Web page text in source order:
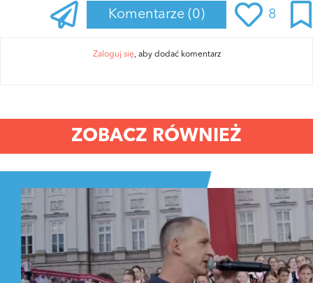
Komentarze (0) 8
Zaloguj się, aby dodać komentarz
ZOBACZ RÓWNIEŻ